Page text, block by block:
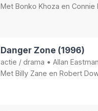
Met Bonko Khoza en Connie
Danger Zone (1996)
actie / drama • Allan Eastman
Met Billy Zane en Robert